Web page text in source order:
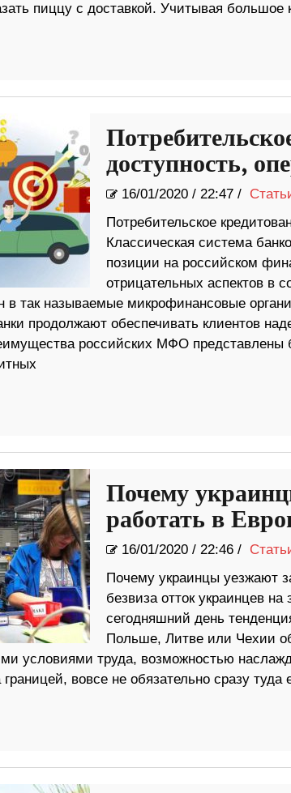
пиццу с доставкой. Учитывая большое
доступность,
16/01/2020/ 22:47 /
Потребительское
Классическая система
позиции на российском
отрицательных аспектов в
в так называемые микрофинансовые
продолжают обеспечивать клиентов
российских МФО
Почему
работать в
16/01/2020/ 22:46 /
Почему украинцы уезжают
безвиза отток украинцев
сегодняшний день
Польше, Литве или Чехии
условиями труда, возможностью
границей, вовсе не обязательно сразу туда